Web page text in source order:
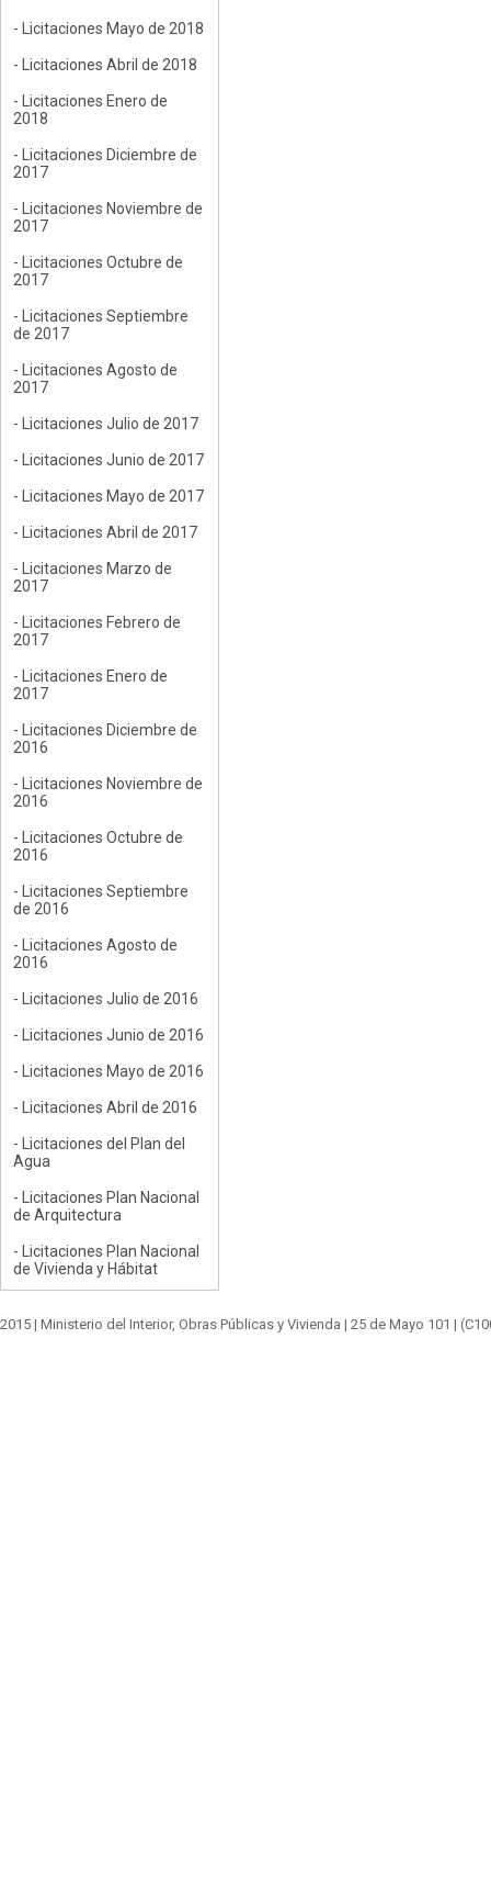
- Licitaciones Mayo de 2018
- Licitaciones Abril de 2018
- Licitaciones Enero de
2018
- Licitaciones Diciembre de
2017
- Licitaciones Noviembre de
2017
- Licitaciones Octubre de
2017
- Licitaciones Septiembre
de 2017
- Licitaciones Agosto de
2017
- Licitaciones Julio de 2017
- Licitaciones Junio de 2017
- Licitaciones Mayo de 2017
- Licitaciones Abril de 2017
- Licitaciones Marzo de
2017
- Licitaciones Febrero de
2017
- Licitaciones Enero de
2017
- Licitaciones Diciembre de
2016
- Licitaciones Noviembre de
2016
- Licitaciones Octubre de
2016
- Licitaciones Septiembre
de 2016
- Licitaciones Agosto de
2016
- Licitaciones Julio de 2016
- Licitaciones Junio de 2016
- Licitaciones Mayo de 2016
- Licitaciones Abril de 2016
- Licitaciones del Plan del
Agua
- Licitaciones Plan Nacional
de Arquitectura
- Licitaciones Plan Nacional
de Vivienda y Hábitat
2015 | Ministerio del Interior, Obras Públicas y Vivienda | 25 de Mayo 101 |